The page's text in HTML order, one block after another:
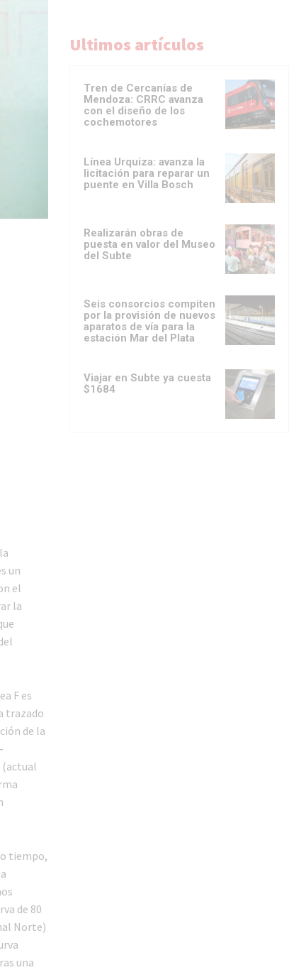
un
el
la
F es
trazado
de la
(actual
tiempo,
de 80
Norte)
una
Ultimos artículos
Tren de Cercanías de
Mendoza: CRRC avanza
con el diseño de los
cochemotores
Línea Urquiza: avanza la
licitación para reparar un
puente en Villa Bosch
Realizarán obras de
puesta en valor del Museo
del Subte
Seis consorcios compiten
por la provisión de nuevos
aparatos de vía para la
estación Mar del Plata
Viajar en Subte ya cuesta
$1684